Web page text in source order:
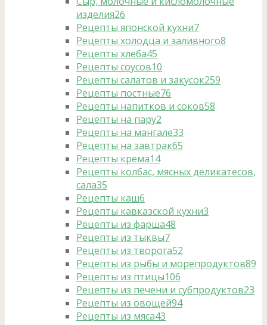
изделия26
Рецепты японской кухни7
Рецепты холодца и заливного8
Рецепты хлеба45
Рецепты соусов10
Рецепты салатов и закусок259
Рецепты постные76
Рецепты напитков и соков58
Рецепты на пару2
Рецепты на мангале33
Рецепты на завтрак65
Рецепты крема14
Рецепты колбас, мясных деликатесов,
сала35
Рецепты каш6
Рецепты кавказской кухни3
Рецепты из фарша48
Рецепты из тыквы7
Рецепты из творога52
Рецепты из рыбы и морепродуктов89
Рецепты из птицы106
Рецепты из печени и субпродуктов23
Рецепты из овощей94
Рецепты из мяса43